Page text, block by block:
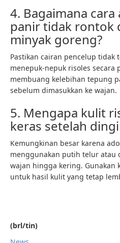
4. Bagaimana
panir tidak rontok
minyak goreng?
Pastikan cairan pencelup tidak
menepuk-nepuk risoles
membuang kelebihan tepung
sebelum dimasukkan ke wajan.
5. Mengapa kulit
keras setelah
Kemungkinan besar karena
menggunakan putih telur atau
wajan hingga kering. Gunakan
untuk hasil kulit yang tetap
(brl/tin)